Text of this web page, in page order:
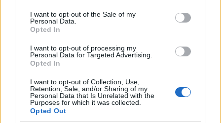
I want to opt-out of the Sale of my
Personal Data.
Opted In
I want to opt-out of processing my
Personal Data for Targeted Advertising.
Opted In
I want to opt-out of Collection, Use,
Retention, Sale, and/or Sharing of my
Personal Data that Is Unrelated with the
Purposes for which it was collected.
Opted Out
#povrat PDV-a na prvu nekretninu